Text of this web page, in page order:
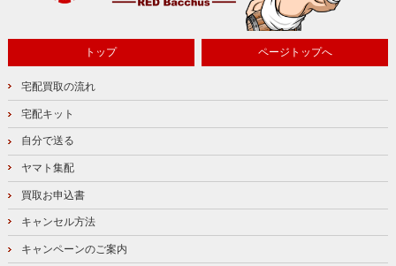
トップ ページトップへ
宅配買取の流れ
宅配キット
自分で送る
ヤマト集配
買取お申込書
キャンセル方法
キャンペーンのご案内